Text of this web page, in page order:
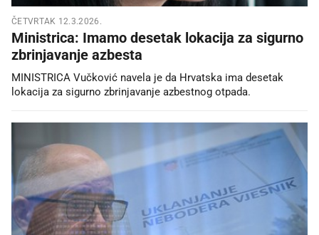
ČETVRTAK 12.3.2026.
Ministrica: Imamo desetak lokacija za sigurno
zbrinjavanje azbesta
MINISTRICA Vučković navela je da Hrvatska ima desetak
lokacija za sigurno zbrinjavanje azbestnog otpada.